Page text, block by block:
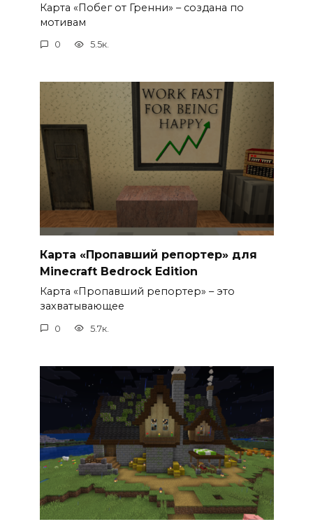
Карта «Побег от Гренни» – создана по
мотивам
0 5.5к.
Карта «Пропавший репортер» для
Minecraft Bedrock Edition
Карта «Пропавший репортер» – это
захватывающее
0 5.7к.